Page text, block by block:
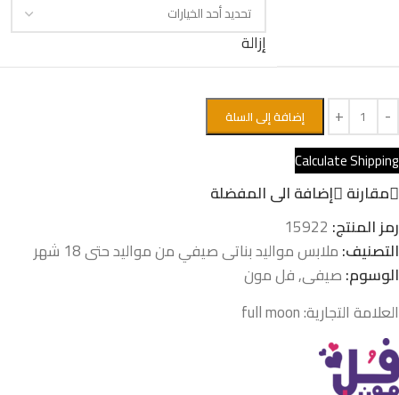
إزالة
إضافة إلى السلة
Calculate Shipping
مقارنة إضافة الى المفضلة
رمز المنتج: 15922
التصنيف:ملابس مواليد بناتى صيفي من مواليد حتى 18 شهر
الوسوم:صيفى,فل مون
العلامة التجارية:full moon